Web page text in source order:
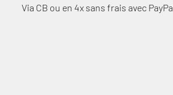
Via CB ou en 4x sans frais avec